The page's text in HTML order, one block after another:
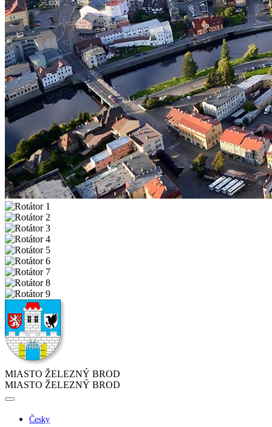
MIASTO ŽELEZNÝ BROD
MIASTO ŽELEZNÝ BROD
Česky